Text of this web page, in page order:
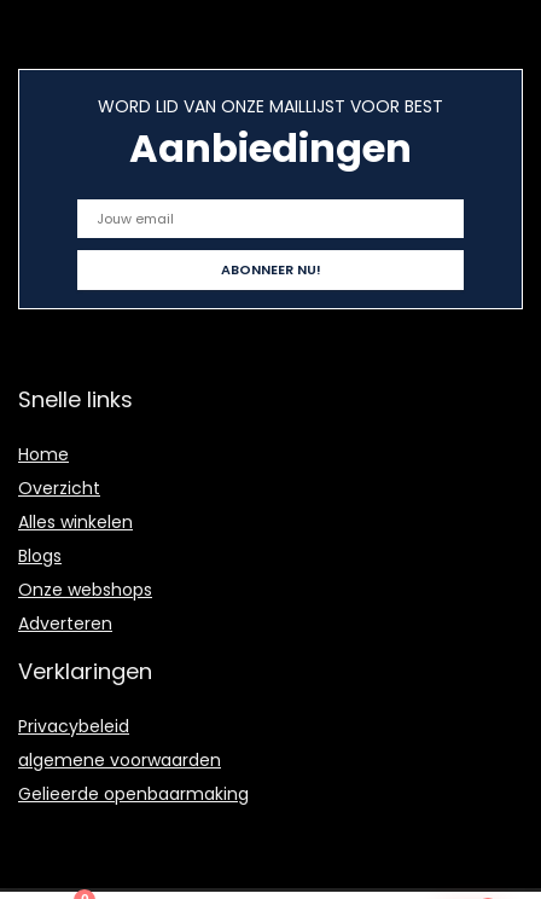
WORD LID VAN ONZE MAILLIJST VOOR BEST
Aanbiedingen
Snelle links
Home
Overzicht
Alles winkelen
Blogs
Onze webshops
Adverteren
Verklaringen
Privacybeleid
algemene voorwaarden
Gelieerde openbaarmaking